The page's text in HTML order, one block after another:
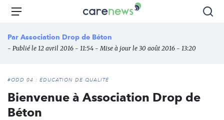
Aller
principal
Carenews,
média
des
l'engagement
Menu
Par Association Drop de Béton
- Publié le 12 avril 2016 - 11:54 - Mise à jour le 30 août 2016 - 13:20
#ODD 04 : ÉDUCATION DE QUALITÉ
Bienvenue à Association Drop de
Béton